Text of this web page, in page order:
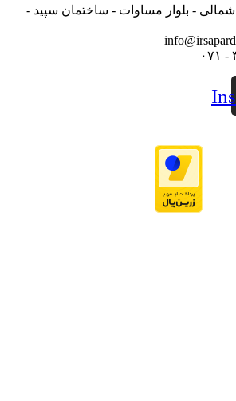
- بلوار مساوات - ساختمان سپید -